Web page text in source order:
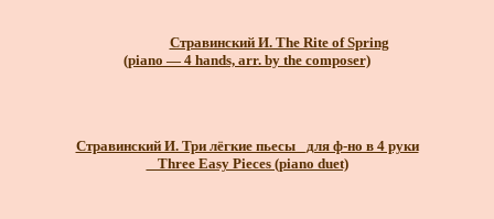
Стравинский И. The Rite of Spring
(piano — 4 hands, arr. by the composer)
Стравинский И. Три лёгкие пьесы _для ф-но в 4 руки
_ Three Easy Pieces (piano duet)